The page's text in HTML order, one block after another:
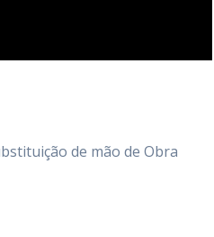
de mão de Obra